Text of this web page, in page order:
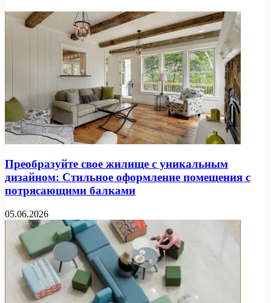
Преобразуйте свое жилище с уникальным
дизайном: Стильное оформление помещения с
потрясающими балками
05.06.2026